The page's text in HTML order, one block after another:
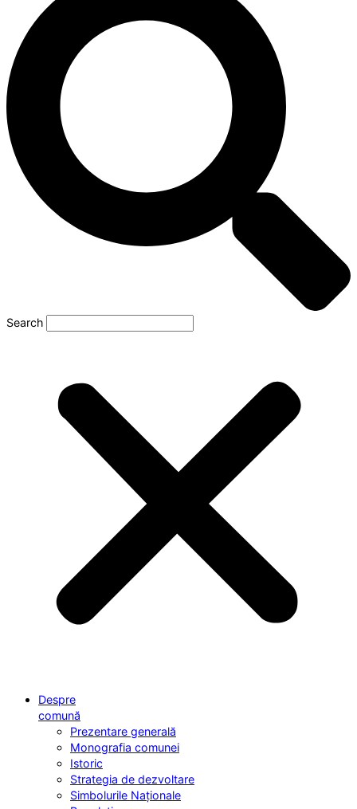
Search
Despre
comună
Prezentare generală
Monografia comunei
Istoric
Strategia de dezvoltare
Simbolurile Naționale